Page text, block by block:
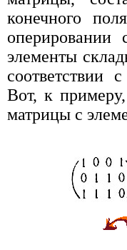
конечного
элементы
соответствии
Вот, к
матрицы с